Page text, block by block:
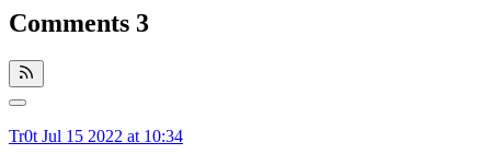
Comments 3
Tr0t Jul 15 2022 at 10:34